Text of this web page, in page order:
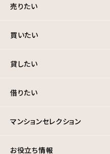
売りたい
買いたい
貸したい
借りたい
マンションセレクション
お役立ち情報